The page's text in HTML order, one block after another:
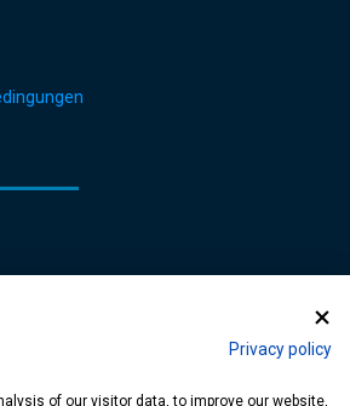
Privacy policy
of our visitor data, to improve our website,